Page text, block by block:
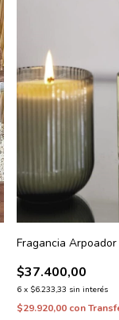
Fragancia Arpoador
$37.400,00
6 x $6.233,33 sin interés
$29.920,00 con